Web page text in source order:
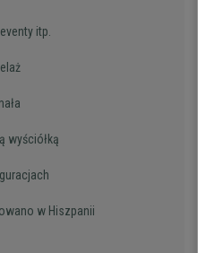
itp.
wyściółką
w Hiszpanii